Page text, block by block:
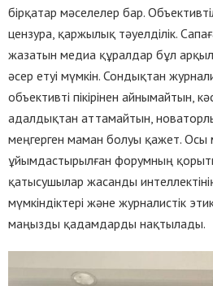
бірқатар мәселелер бар.
цензура, қаржылық тәуелділік.
жазатын медиа құралдар бұл
әсер етуі мүмкін. Сондықтан
объективті пікірінен айнымайтын,
адалдықтан аттамайтын,
меңгерген маман болуы қажет. Осы
ұйымдастырылған форумның
қатысушылар жасанды
мүмкіндіктері және журналистік
маңызды қадамдарды нақтылады.